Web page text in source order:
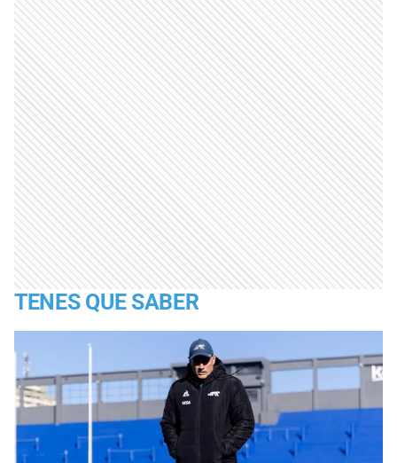
TENES QUE SABER